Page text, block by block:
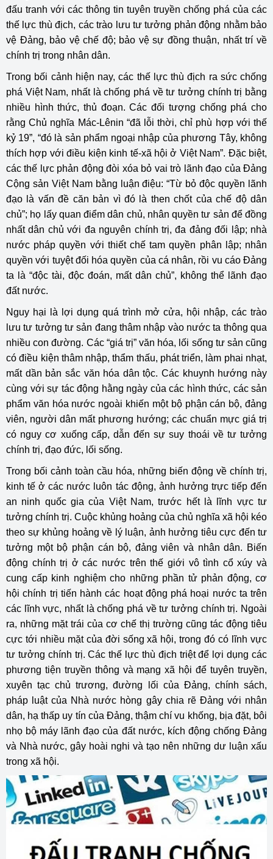
đấu tranh với các thông tin tuyên truyền chống phá của các
thế lực thù địch, các trào lưu tư tưởng phản động nhằm bảo
vệ Đảng, bảo vệ chế độ; bảo vệ sự đồng thuận, nhất trí về
chính trị trong nhân dân.
Trong bối cảnh hiện nay, các thế lực thù địch ra sức chống
phá Việt Nam, nhất là chống phá về tư tưởng chính trị bằng
nhiều hình thức, thủ đoạn. Các đối tượng chống phá cho
rằng Chủ nghĩa Mác-Lênin “đã lỗi thời, chỉ phù hợp với thế
kỷ 19”, “đó là sản phẩm ngoại nhập của phương Tây, không
thích hợp với điều kiện kinh tế-xã hội ở Việt Nam”. Đặc biệt,
các thế lực phản động đòi xóa bỏ vai trò lãnh đạo của Đảng
Cộng sản Việt Nam bằng luận điệu: “Từ bỏ độc quyền lãnh
đạo là vấn đề căn bản vì đó là then chốt của chế độ dân
chủ”; họ lấy quan điểm dân chủ, nhân quyền tư sản để đồng
nhất dân chủ với đa nguyên chính trị, đa đảng đối lập; nhà
nước pháp quyền với thiết chế tam quyền phân lập; nhân
quyền với tuyệt đối hóa quyền của cá nhân, rồi vu cáo Đảng
ta là “độc tài, độc đoán, mất dân chủ”, không thể lãnh đạo
đất nước.
Nguy hại là lợi dụng quá trình mở cửa, hội nhập, các trào
lưu tư tưởng tư sản đang thâm nhập vào nước ta thông qua
nhiều con đường. Các “giá trị” văn hóa, lối sống tư sản cũng
có điều kiện thâm nhập, thẩm thấu, phát triển, làm phai nhạt,
mất dần bản sắc văn hóa dân tộc. Các khuynh hướng này
cùng với sự tác động hằng ngày của các hình thức, các sản
phẩm văn hóa nước ngoài khiến một bộ phận cán bộ, đảng
viên, người dân mất phương hướng; các chuẩn mực giá trị
có nguy cơ xuống cấp, dẫn đến sự suy thoái về tư tưởng
chính trị, đạo đức, lối sống.
Trong bối cảnh toàn cầu hóa, những biến động về chính trị,
kinh tế ở các nước luôn tác động, ảnh hưởng trực tiếp đến
an ninh quốc gia của Việt Nam, trước hết là lĩnh vực tư
tưởng chính trị. Cuộc khủng hoảng của chủ nghĩa xã hội kéo
theo sự khủng hoảng về lý luận, ảnh hưởng tiêu cực đến tư
tưởng một bộ phận cán bộ, đảng viên và nhân dân. Biến
động chính trị ở các nước trên thế giới vô tình cổ xúy và
cung cấp kinh nghiệm cho những phần tử phản động, cơ
hội chính trị tiến hành các hoạt động phá hoại nước ta trên
các lĩnh vực, nhất là chống phá về tư tưởng chính trị. Ngoài
ra, những mặt trái của cơ chế thị trường cũng tác động tiêu
cực tới nhiều mặt của đời sống xã hội, trong đó có lĩnh vực
tư tưởng chính trị. Các thế lực thù địch triệt để lợi dụng các
phương tiện truyền thông và mạng xã hội để tuyên truyền,
xuyên tạc chủ trương, đường lối của Đảng, chính sách,
pháp luật của Nhà nước hòng gây chia rẽ Đảng với nhân
dân, hạ thấp uy tín của Đảng, thậm chí vu khống, bịa đặt, bôi
nhọ bộ máy lãnh đạo của đất nước, kích động chống Đảng
và Nhà nước, gây hoài nghi và tạo nên những dư luận xấu
trong xã hội.